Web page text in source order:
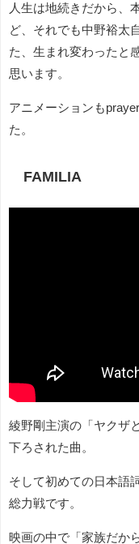
人生は地続きだから、
ど、それでも中野裕太
た、生まれ変わったと
思います。
アニメーションも
た。
FAMILIA
綾野剛主演の「ヤクザ
下ろされた曲。
そして初めての日本語
総力戦です。
映画の中で「家族だか